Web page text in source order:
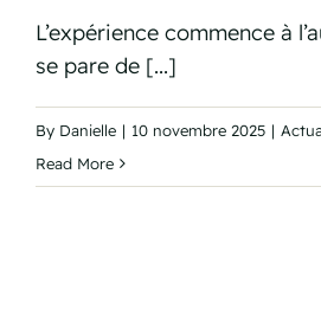
L’expérience commence à
se pare de [...]
By Danielle | 10 novembre 2025 |
Read More